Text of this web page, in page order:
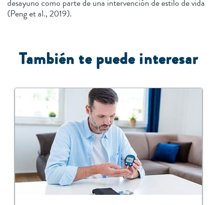
desayuno como parte de una intervención de estilo de vida
(Peng et al., 2019).
También te puede interesar